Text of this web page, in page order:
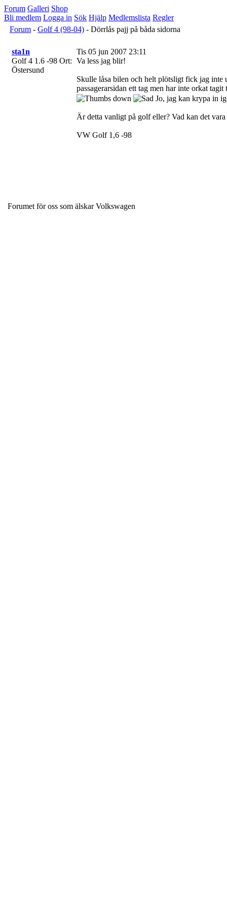
Forum Galleri Shop
Bli medlem Logga in Sök Hjälp Medlemslista Regler
Forum - Golf 4 (98-04) - Dörrlås pajj på båda sidorna
sta1n
Golf 4 1.6 -98 Ort:
Östersund
Tis 05 jun 2007 23:11
Va less jag blir!
Skulle låsa bilen och helt plötsligt fick jag inte
passagerarsidan ett tag men har inte orkat
Jo, jag kan krypa in
Är detta vanligt på golf eller? Vad kan det
VW Golf 1,6 -98
Forumet för oss som älskar Volkswagen